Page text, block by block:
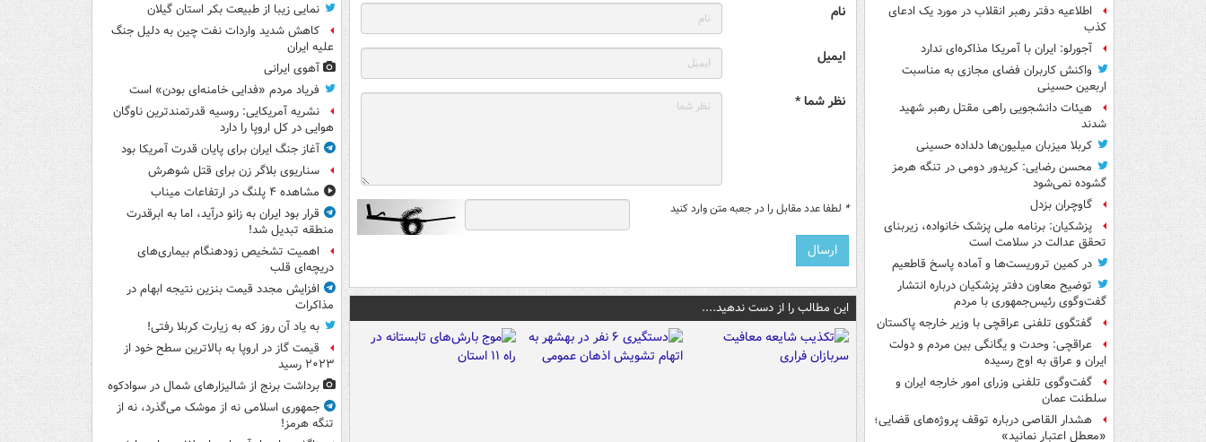
اطلاعیه دفتر رهبر انقلاب در مورد یک ادعای
کذب
آجورلو: ایران با آمریکا مذاکره‌ای ندارد
واکنش کاربران فضای مجازی به مناسبت
اربعین حسینی
هیئات دانشجویی راهی مقتل رهبر شهید
شدند
کربلا میزبان میلیون‌ها دلداده حسینی
محسن رضایی: کریدور دومی در تنگه هرمز
گشوده نمی‌شود
گاوچران بزدل
پزشکیان: برنامه ملی پزشک خانواده، زیربنای
تحقق عدالت در سلامت است
در کمین تروریست‌ها و آماده پاسخ قاطعیم
توضیح معاون دفتر پزشکیان درباره انتشار
گفت‌وگوی رئیس‌جمهوری با مردم
گفتگوی تلفنی عراقچی با وزیر خارجه پاکستان
عراقچی: وحدت و یگانگی بین مردم و دولت
ایران و عراق به اوج رسیده
گفت‌وگوی تلفنی وزرای امور خارجه ایران و
سلطنت عمان
هشدار القاصی درباره توقف پروژه‌های قضایی؛
«معطل اعتبار نمانید»
نام
ایمیل
نظر شما *
* لطفا عدد مقابل را در جعبه متن وارد کنید
این مطالب را از دست ندهید....
نمایی زیبا از طبیعت بکر استان گیلان
کاهش شدید واردات نفت چین به دلیل جنگ
علیه ایران
آهوی ایرانی
فریاد مردم «فدایی خامنه‌ای بودن» است
نشریه آمریکایی: روسیه قدرتمندترین ناوگان
هوایی در کل اروپا را دارد
آغاز جنگ ایران برای پایان قدرت آمریکا بود
سناریوی بلاگر زن برای قتل شوهرش
مشاهده ۴ پلنگ در ارتفاعات میناب
قرار بود ایران به زانو درآید، اما به ابرقدرت
منطقه تبدیل شد!
اهمیت تشخیص زودهنگام بیماری‌های
دریچه‌ای قلب
افزایش مجدد قیمت بنزین نتیجه ابهام در
مذاکرات
به یاد آن روز که به زیارت کربلا رفتی!
قیمت گاز در اروپا به بالاترین سطح خود از
۲۰۲۳ رسید
برداشت برنج از شالیزارهای شمال در سوادکوه
جمهوری اسلامی نه از موشک می‌گذرد، نه از
تنگه هرمز!